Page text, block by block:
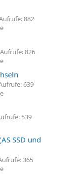
882
Aufrufe: 826
639
539
SSD und
365